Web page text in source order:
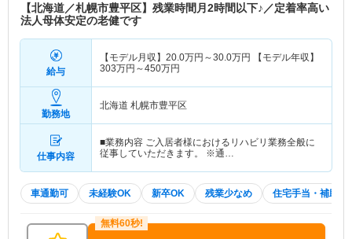
【北海道／札幌市豊平区】残業時間月2時間以下♪／定着率高い
法人母体安定の老健です
給与
【モデル月収】 20.0万円～30.0万円 【モデル年収】
303万円～450万円
勤務地
北海道 札幌市豊平区
仕事内容
■業務内容 ご入居者様におけるリハビリ業務全般に
従事していただきます。 ※通…
車通勤可 未経験OK 新卒OK 残業少なめ 住宅手当・補助